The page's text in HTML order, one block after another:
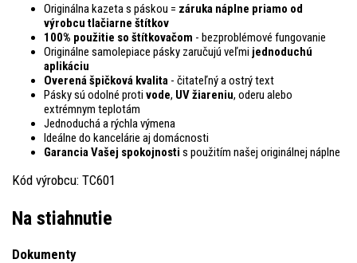
Originálna kazeta s páskou = záruka náplne priamo od
výrobcu tlačiarne štítkov
100% použitie so štítkovačom - bezproblémové fungovanie
Originálne samolepiace pásky zaručujú veľmi jednoduchú
aplikáciu
Overená špičková kvalita - čitateľný a ostrý text
Pásky sú odolné proti vode, UV žiareniu, oderu alebo
extrémnym teplotám
Jednoduchá a rýchla výmena
Ideálne do kancelárie aj domácnosti
Garancia Vašej spokojnosti s použitím našej originálnej náplne
Kód výrobcu: TC601
Na stiahnutie
Dokumenty